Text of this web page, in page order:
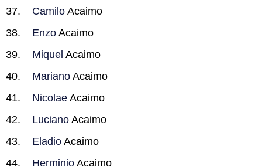
Camilo Acaimo
Enzo Acaimo
Miquel Acaimo
Mariano Acaimo
Nicolae Acaimo
Luciano Acaimo
Eladio Acaimo
Herminio Acaimo